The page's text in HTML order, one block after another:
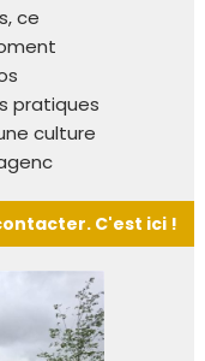
ce
pratiques
culture
C'est ici !